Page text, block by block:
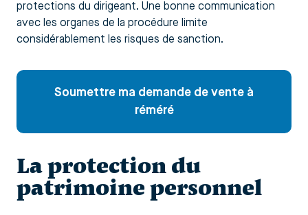
protections du dirigeant. Une bonne communication
avec les organes de la procédure limite
considérablement les risques de sanction.
Soumettre ma demande de vente à
réméré
La protection du
patrimoine personnel